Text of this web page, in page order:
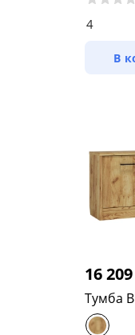
4
В
16 209
Тумба